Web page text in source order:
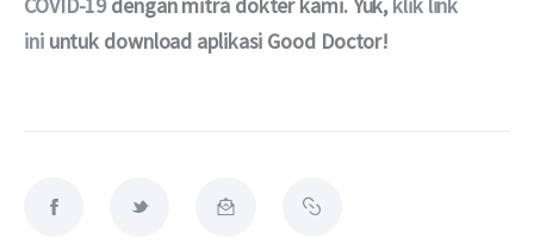
ini untuk download aplikasi Good Doctor!